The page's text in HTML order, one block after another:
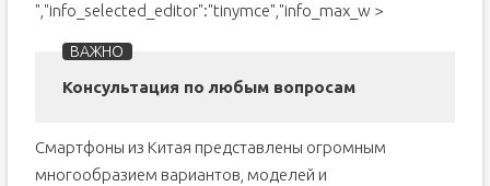
","info_selected_editor":"tinymce","info_max_w >
Консультация по любым вопросам
Смартфоны из Китая представлены огромным
многообразием вариантов, моделей и